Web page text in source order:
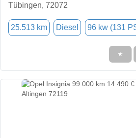
Tübingen, 72072
25.513 km Diesel 96 kw (131
★